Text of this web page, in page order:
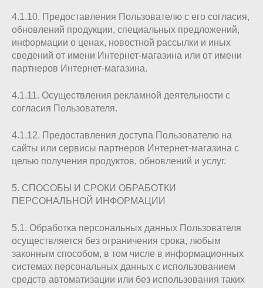
4.1.10. Предоставления Пользователю с его согласия,
обновлений продукции, специальных предложений,
информации о ценах, новостной рассылки и иных
сведений от имени Интернет-магазина или от имени
партнеров Интернет-магазина.
4.1.11. Осуществления рекламной деятельности с
согласия Пользователя.
4.1.12. Предоставления доступа Пользователю на
сайты или сервисы партнеров Интернет-магазина с
целью получения продуктов, обновлений и услуг.
5. СПОСОБЫ И СРОКИ ОБРАБОТКИ
ПЕРСОНАЛЬНОЙ ИНФОРМАЦИИ
5.1. Обработка персональных данных Пользователя
осуществляется без ограничения срока, любым
законным способом, в том числе в информационных
системах персональных данных с использованием
средств автоматизации или без использования таких